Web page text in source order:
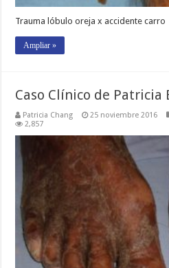
Trauma lóbulo oreja x accidente carro
Ampliar »
Caso Clínico de Patricia
Patricia Chang 25 noviembre 2016
2,857